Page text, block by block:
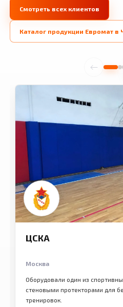
Смотреть всех клиентов
Каталог продукции Евромат в
ЦСКА
Москва
Оборудовали один из
стеновыми протекторами для
тренировок.